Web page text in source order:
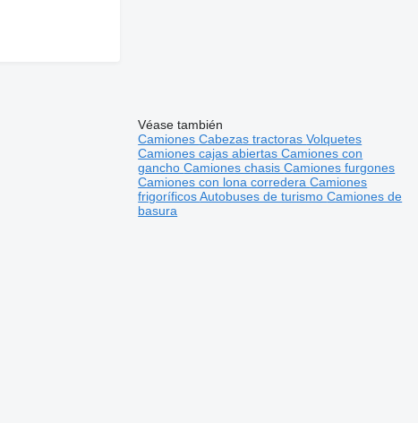
Véase también
CamionesCabezas tractorasVolquetes
Camiones cajas abiertasCamiones con
ganchoCamiones chasisCamiones furgones
Camiones con lona correderaCamiones
frigoríficosAutobuses de turismoCamiones de
basura